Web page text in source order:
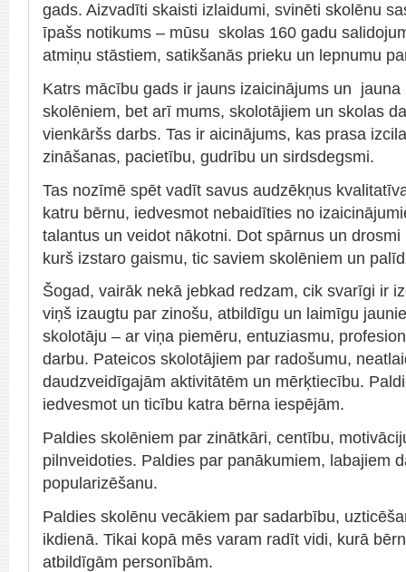
gads. Aizvadīti skaisti izlaidumi, svinēti skolēnu
īpašs notikums – mūsu skolas 160 gadu
atmiņu stāstiem, satikšanās prieku un lepnumu
Katrs mācību gads ir jauns izaicinājums un
skolēniem, bet arī mums, skolotājiem un skolas
vienkāršs darbs. Tas ir aicinājums, kas prasa
zināšanas, pacietību, gudrību un sirdsdegsmi.
Tas nozīmē spēt vadīt savus audzēkņus
katru bērnu, iedvesmot nebaidīties no
talantus un veidot nākotni. Dot spārnus un
kurš izstaro gaismu, tic saviem skolēniem un
Šogad, vairāk nekā jebkad redzam, cik svarīgi ir
viņš izaugtu par zinošu, atbildīgu un laimīgu
skolotāju – ar viņa piemēru, entuziasmu,
darbu. Pateicos skolotājiem par radošumu,
daudzveidīgajām aktivitātēm un mērķtiecību.
iedvesmot un ticību katra bērna iespējām.
Paldies skolēniem par zinātkāri, centību,
pilnveidoties. Paldies par panākumiem, labajiem
popularizēšanu.
Paldies skolēnu vecākiem par sadarbību,
ikdienā. Tikai kopā mēs varam radīt vidi, kurā
atbildīgām personībām.